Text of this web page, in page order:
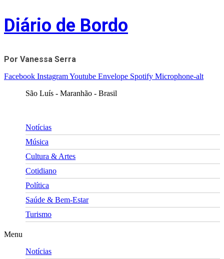
Skip
to
content
Diário de Bordo
Por Vanessa Serra
Facebook InstagramYoutube Envelope Spotify Microphone-alt
São Luís - Maranhão - Brasil
Notícias
Música
Cultura & Artes
Cotidiano
Política
Saúde & Bem-Estar
Turismo
Menu
Notícias